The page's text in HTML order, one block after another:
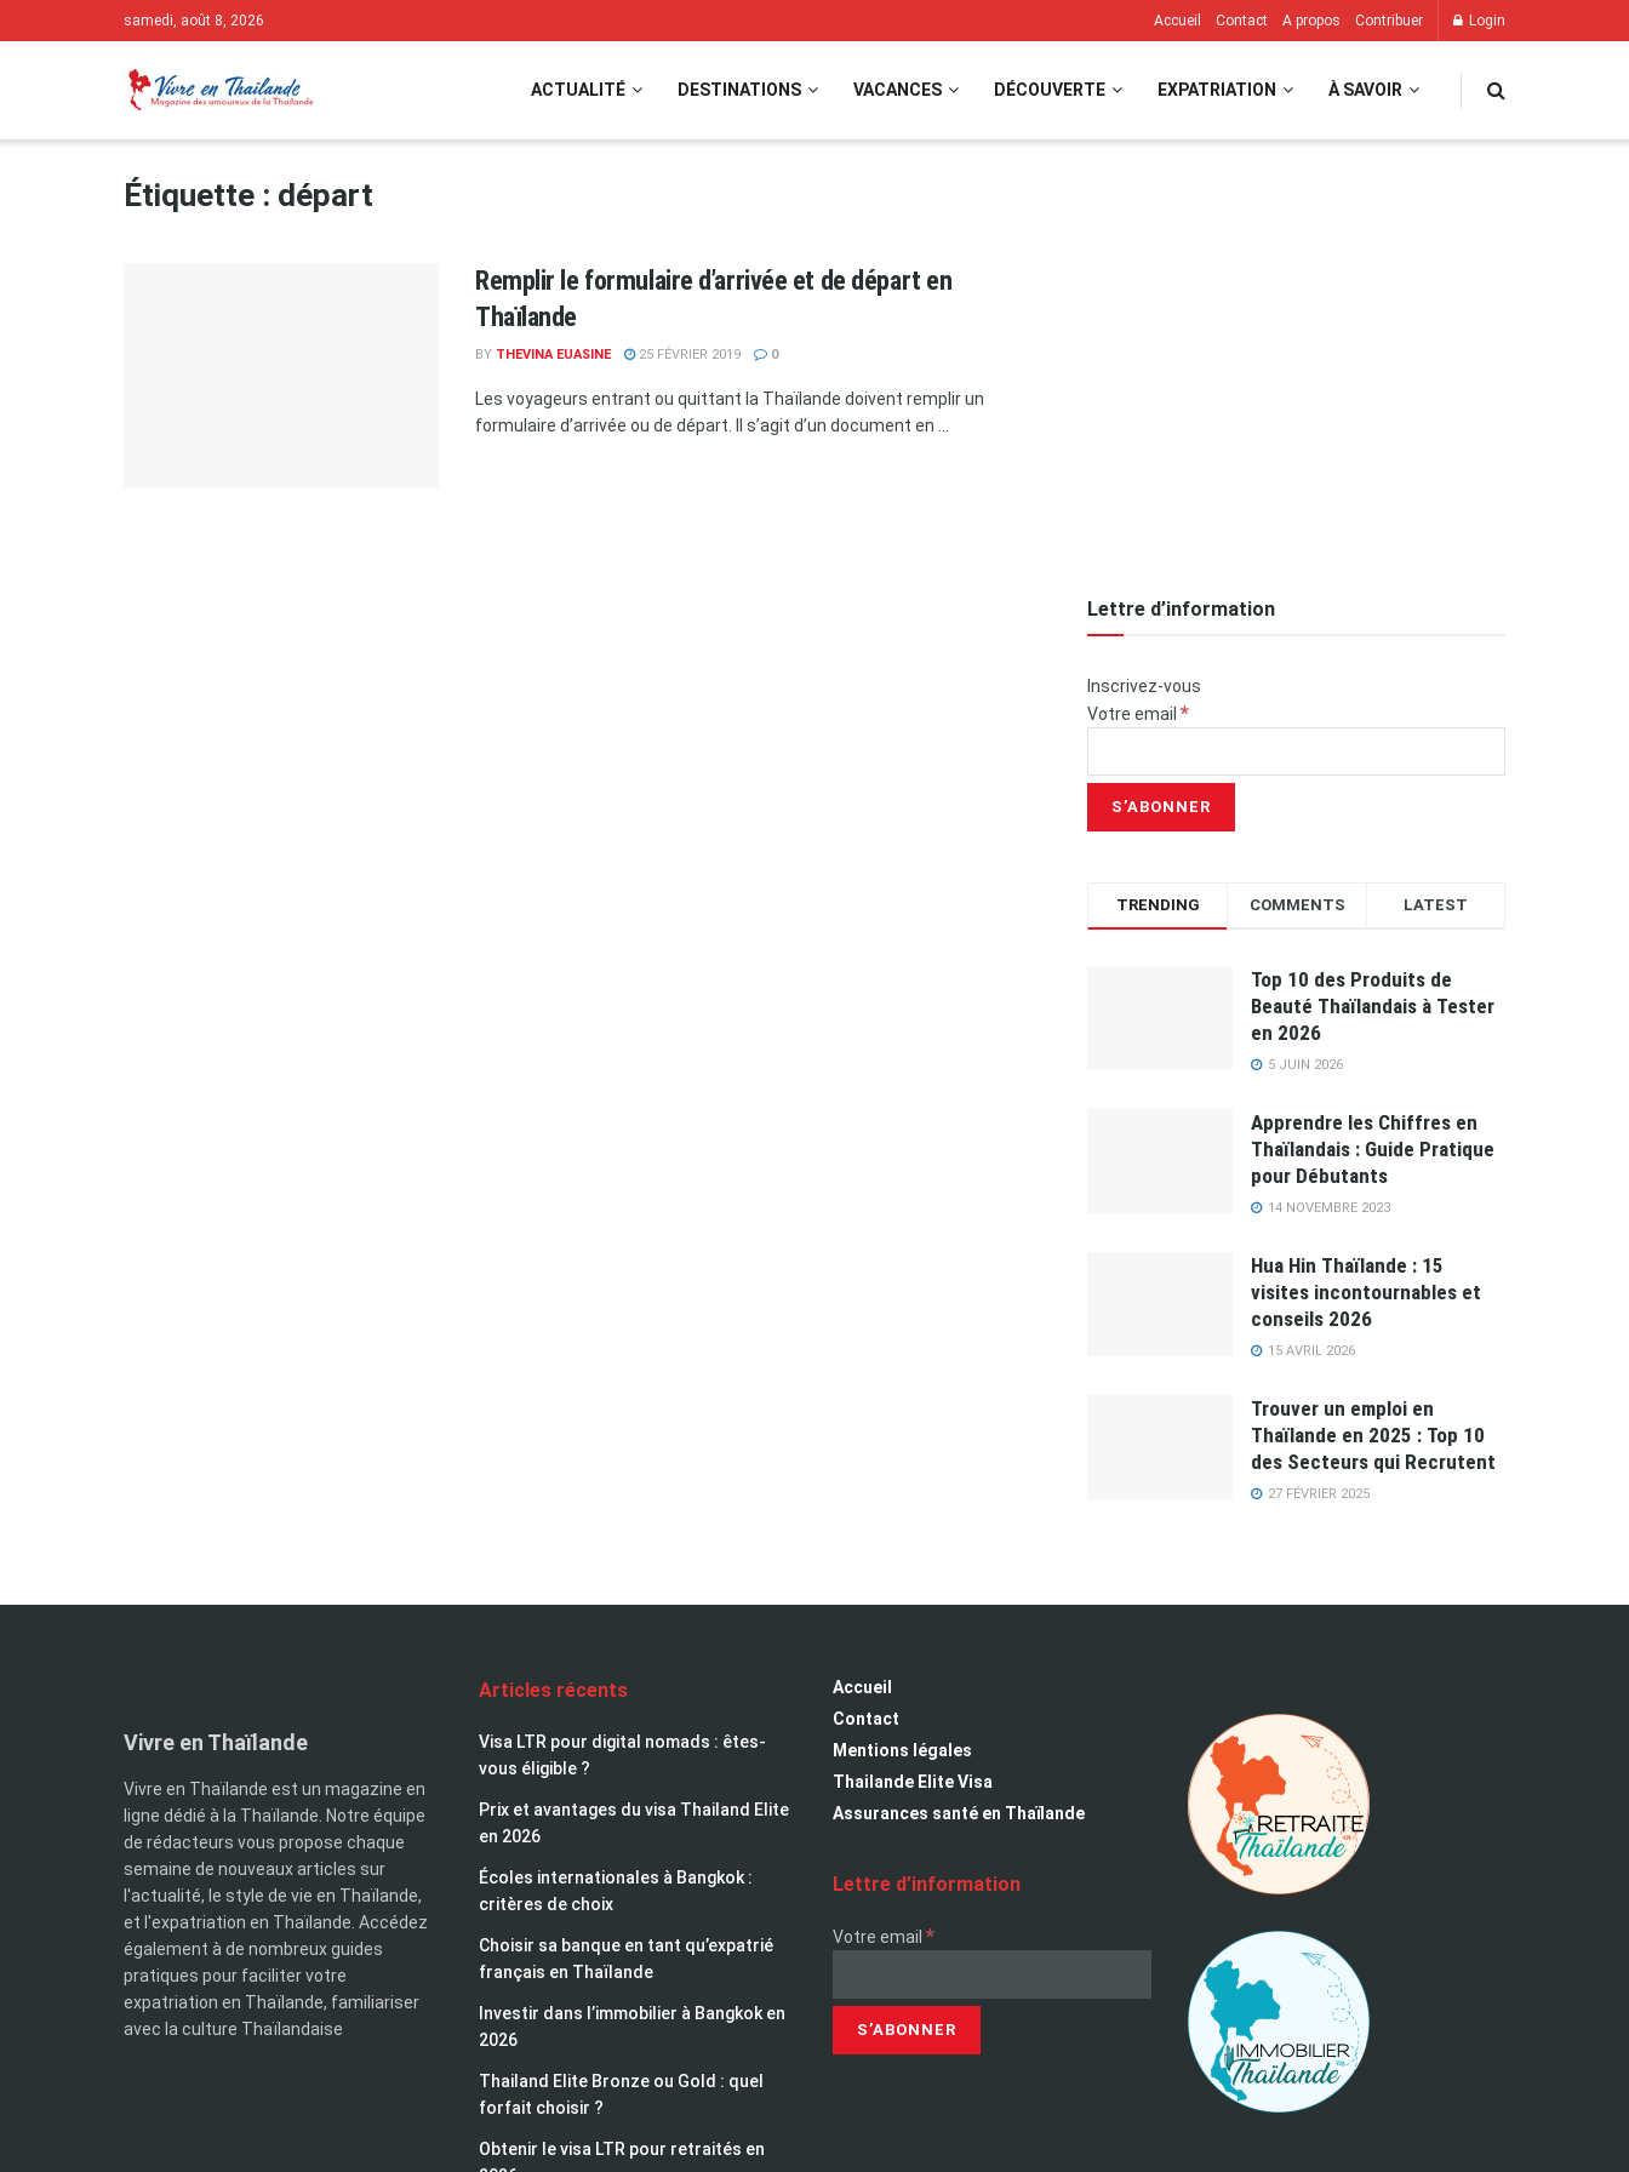
samedi, août 8, 2026 Accueil Contact A propos Contribuer Login
ACTUALITÉ DESTINATIONS VACANCES DÉCOUVERTE EXPATRIATION À SAVOIR
Étiquette : départ
Remplir le formulaire d’arrivée et de départ en
Thaïlande
BY THEVINA EUASINE 25 FÉVRIER 2019 0
Les voyageurs entrant ou quittant la Thaïlande doivent remplir un
formulaire d’arrivée ou de départ. Il s’agit d’un document en ...
Lettre d’information
Inscrivez-vous
Votre email *
TRENDING COMMENTS LATEST
Top 10 des Produits de
Beauté Thaïlandais à Tester
en 2026
5 JUIN 2026
Apprendre les Chiffres en
Thaïlandais : Guide Pratique
pour Débutants
14 NOVEMBRE 2023
Hua Hin Thaïlande : 15
visites incontournables et
conseils 2026
15 AVRIL 2026
Trouver un emploi en
Thaïlande en 2025 : Top 10
des Secteurs qui Recrutent
27 FÉVRIER 2025
Vivre en Thaïlande
Vivre en Thaïlande est un magazine en
ligne dédié à la Thaïlande. Notre équipe
de rédacteurs vous propose chaque
semaine de nouveaux articles sur
l'actualité, le style de vie en Thaïlande,
et l'expatriation en Thaïlande. Accédez
également à de nombreux guides
pratiques pour faciliter votre
expatriation en Thaïlande, familiariser
avec la culture Thaïlandaise
Articles récents
Visa LTR pour digital nomads : êtes-
vous éligible ?
Prix et avantages du visa Thailand Elite
en 2026
Écoles internationales à Bangkok :
critères de choix
Choisir sa banque en tant qu’expatrié
français en Thaïlande
Investir dans l’immobilier à Bangkok en
2026
Thailand Elite Bronze ou Gold : quel
forfait choisir ?
Obtenir le visa LTR pour retraités en
Accueil
Contact
Mentions légales
Thailande Elite Visa
Assurances santé en Thaïlande
Lettre d’information
Votre email *